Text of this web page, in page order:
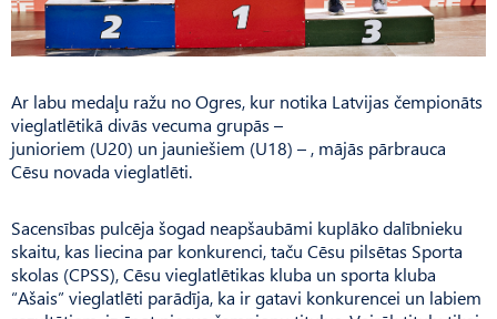
Ar labu medaļu ražu no Ogres, kur notika Latvijas čempionāts
vieglatlētikā divās vecuma grupās –
junioriem (U20) un jauniešiem (U18) – , mājās pārbrauca
Cēsu novada vieglatlēti.
Sacensības pulcēja šogad neapšaubāmi kuplāko dalībnieku
skaitu, kas liecina par konkurenci, taču Cēsu pilsētas Sporta
skolas (CPSS), Cēsu vieglatlētikas kluba un sporta kluba
“Ašais” vieglatlēti parādīja, ka ir gatavi konkurencei un labiem